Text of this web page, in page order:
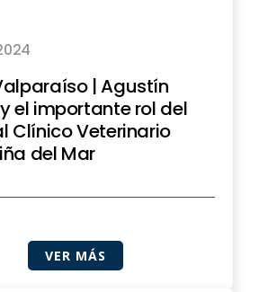
| Agustín
el importante rol del
Clínico Veterinario
del Mar
VER MÁS